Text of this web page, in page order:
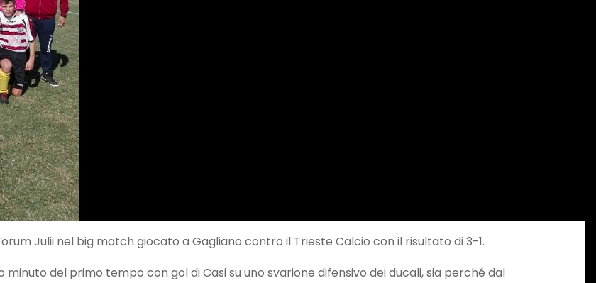
Julii nel big match giocato a Gagliano contro il Trieste Calcio con il risultato di 3-1.
del primo tempo con gol di Casi su uno svarione difensivo dei ducali, sia perché dal